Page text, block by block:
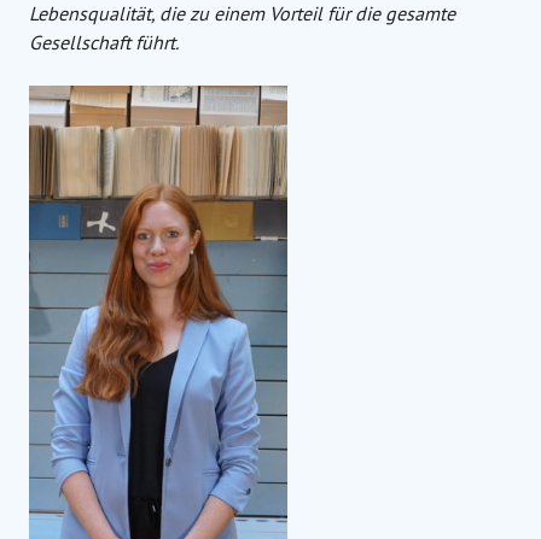
Lebensqualität, die zu einem Vorteil für die gesamte
Gesellschaft führt.